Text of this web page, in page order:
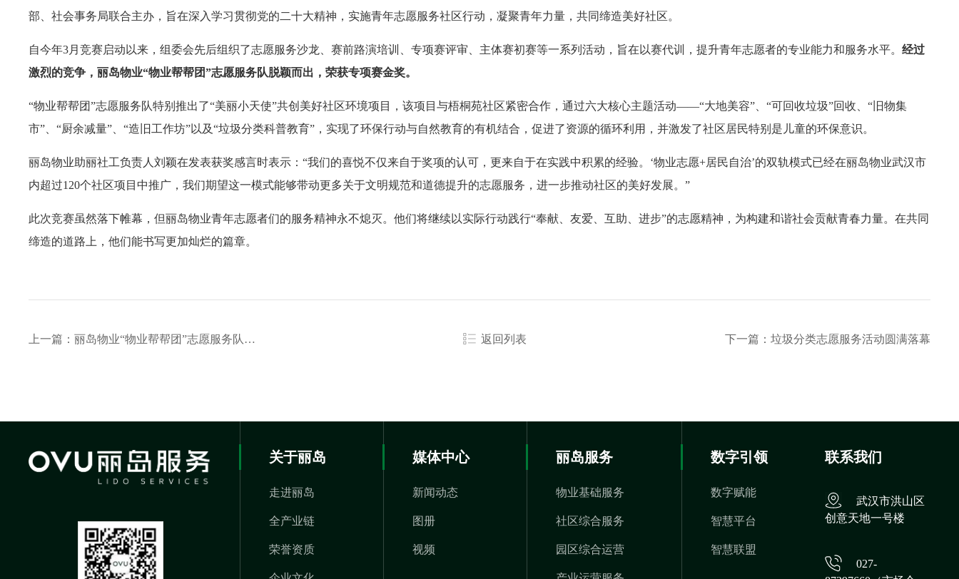
部、社会事务局联合主办，旨在深入学习贯彻党的二十大精神，实施青年志愿服务社区行动，凝聚青年力量，共同缔造美好社区。
自今年3月竞赛启动以来，组委会先后组织了志愿服务沙龙、赛前路演培训、专项赛评审、主体赛初赛等一系列活动，旨在以赛代训，提升青年志愿者的专业能力和服务水平。经过
激烈的竞争，丽岛物业“物业帮帮团”志愿服务队脱颖而出，荣获专项赛金奖。
“物业帮帮团”志愿服务队特别推出了“美丽小天使”共创美好社区环境项目，该项目与梧桐苑社区紧密合作，通过六大核心主题活动——“大地美容”、“可回收垃圾”回收、“旧物集
市”、“厨余减量”、“造旧工作坊”以及“垃圾分类科普教育”，实现了环保行动与自然教育的有机结合，促进了资源的循环利用，并激发了社区居民特别是儿童的环保意识。
丽岛物业助丽社工负责人刘颖在发表获奖感言时表示：“我们的喜悦不仅来自于奖项的认可，更来自于在实践中积累的经验。‘物业志愿+居民自治’的双轨模式已经在丽岛物业武汉市
内超过120个社区项目中推广，我们期望这一模式能够带动更多关于文明规范和道德提升的志愿服务，进一步推动社区的美好发展。”
此次竞赛虽然落下帷幕，但丽岛物业青年志愿者们的服务精神永不熄灭。他们将继续以实际行动践行“奉献、友爱、互助、进步”的志愿精神，为构建和谐社会贡献青春力量。在共同
缔造的道路上，他们能书写更加灿烂的篇章。
上一篇：丽岛物业“物业帮帮团”志愿服务队再创佳绩，荣获湖北省青年志愿服务专项赛银奖 返回列表 下一篇：垃圾分类志愿服务活动圆满落幕
关于丽岛
走进丽岛
全产业链
荣誉资质
媒体中心
新闻动态
图册
视频
丽岛服务
物业基础服务
社区综合服务
园区综合运营
数字引领
数字赋能
智慧平台
智慧联盟
联系我们
武汉市洪山区
创意天地一号楼
027-